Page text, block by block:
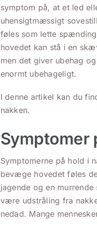
symptom på, at et led
uhensigtmæssigt
føles som lette
hovedet kan stå i en
men det giver ubehag
enormt ubehageligt.
I denne artikel kan du
nakken.
Symptomer
Symptomerne på hold i
bevæge hovedet føles
jagende og en
være udstråling fra
nedad. Mange